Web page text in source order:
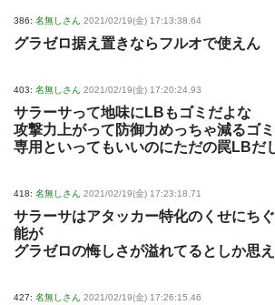
386: 名無しさん 2021/02/19(金) 17:13:38.64
グラゼロ据え置きならフルオで使えん
403: 名無しさん 2021/02/19(金) 17:20:24.93
サラーサって地味にLBもゴミだよな
攻撃力上がって防御力めっちゃ減るゴ
専用といってもいいのにただの罠LBだ
418: 名無しさん 2021/02/19(金) 17:23:18.71
サラーサはアタッカー特化のくせにち
能が
グラゼロの悔しさが溢れてるとしか思
427: 名無しさん 2021/02/19(金) 17:26:15.46